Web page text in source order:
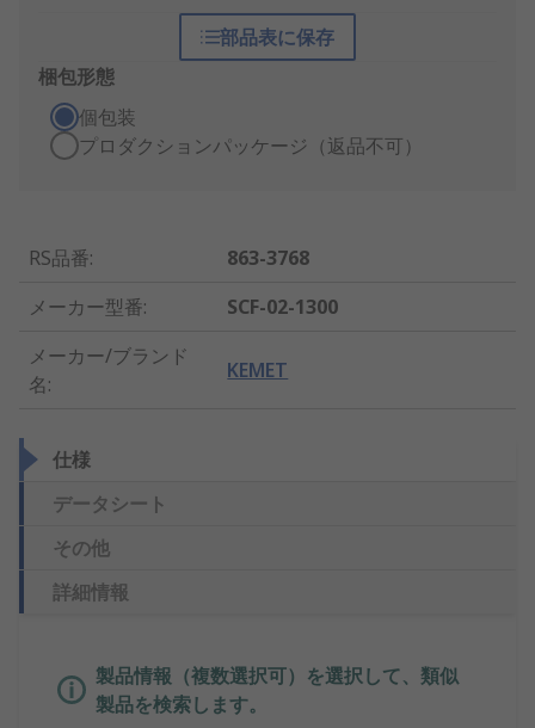
部品表に保存
梱包形態
個包装
プロダクションパッケージ（返品不可）
RS品番:
863-3768
メーカー型番:
SCF-02-1300
メーカー/ブランド
名:
KEMET
仕様
データシート
その他
詳細情報
製品情報（複数選択可）を選択して、類似
製品を検索します。